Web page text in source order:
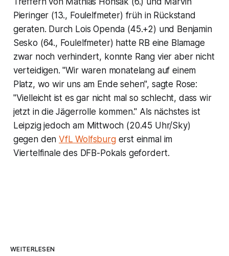
Pieringer (13., Foulelfmeter) früh in Rückstand
geraten. Durch Lois Openda (45.+2) und Benjamin
Sesko (64., Foulelfmeter) hatte RB eine Blamage
zwar noch verhindert, konnte Rang vier aber nicht
verteidigen. "Wir waren monatelang auf einem
Platz, wo wir uns am Ende sehen", sagte Rose:
"Vielleicht ist es gar nicht mal so schlecht, dass wir
jetzt in die Jägerrolle kommen." Als nächstes ist
Leipzig jedoch am Mittwoch (20.45 Uhr/Sky)
gegen denVfL Wolfsburgerst einmal im
Viertelfinale des DFB-Pokals gefordert.
WEITERLESEN